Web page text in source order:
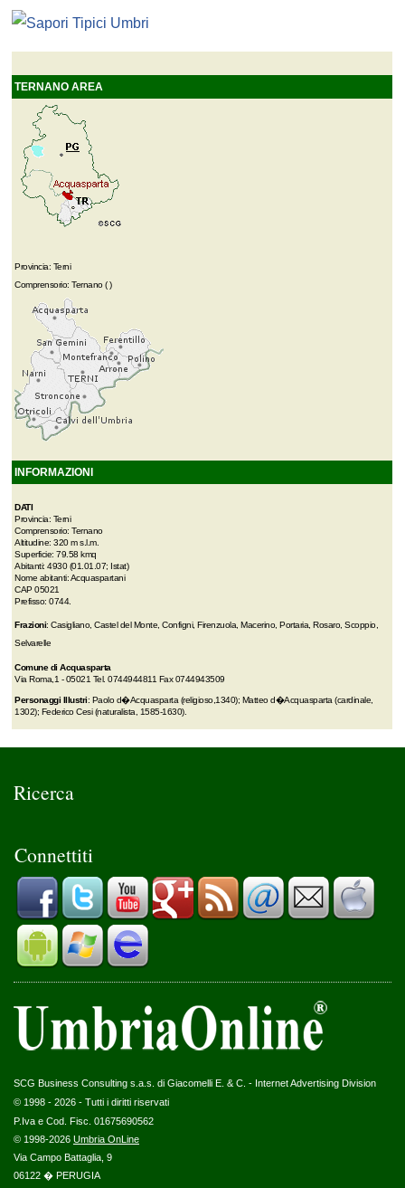
TERNANO AREA
Provincia: Terni
Comprensorio: Ternano ( )
INFORMAZIONI
DATI
Provincia: Terni
Comprensorio: Ternano
Altitudine: 320 m s.l.m.
Superficie: 79.58 kmq
Abitanti: 4930 (01.01.07; Istat)
Nome abitanti: Acquaspartani
CAP 05021
Prefisso: 0744.
Frazioni: Casigliano, Castel del Monte, Configni, Firenzuola, Macerino, Portaria, Rosaro, Scoppio,
Selvarelle
Comune di Acquasparta
Via Roma,1 - 05021 Tel. 0744944811 Fax 0744943509
Personaggi Illustri: Paolo d�Acquasparta (religioso,1340); Matteo d�Acquasparta (cardinale,
1302); Federico Cesi (naturalista, 1585-1630).
Ricerca
Connettiti
SCG Business Consulting s.a.s. di Giacomelli E. & C. - Internet Advertising Division
© 1998 - 2026 - Tutti i diritti riservati
P.Iva e Cod. Fisc. 01675690562
© 1998-2026 Umbria OnLine
Via Campo Battaglia, 9
06122 � PERUGIA